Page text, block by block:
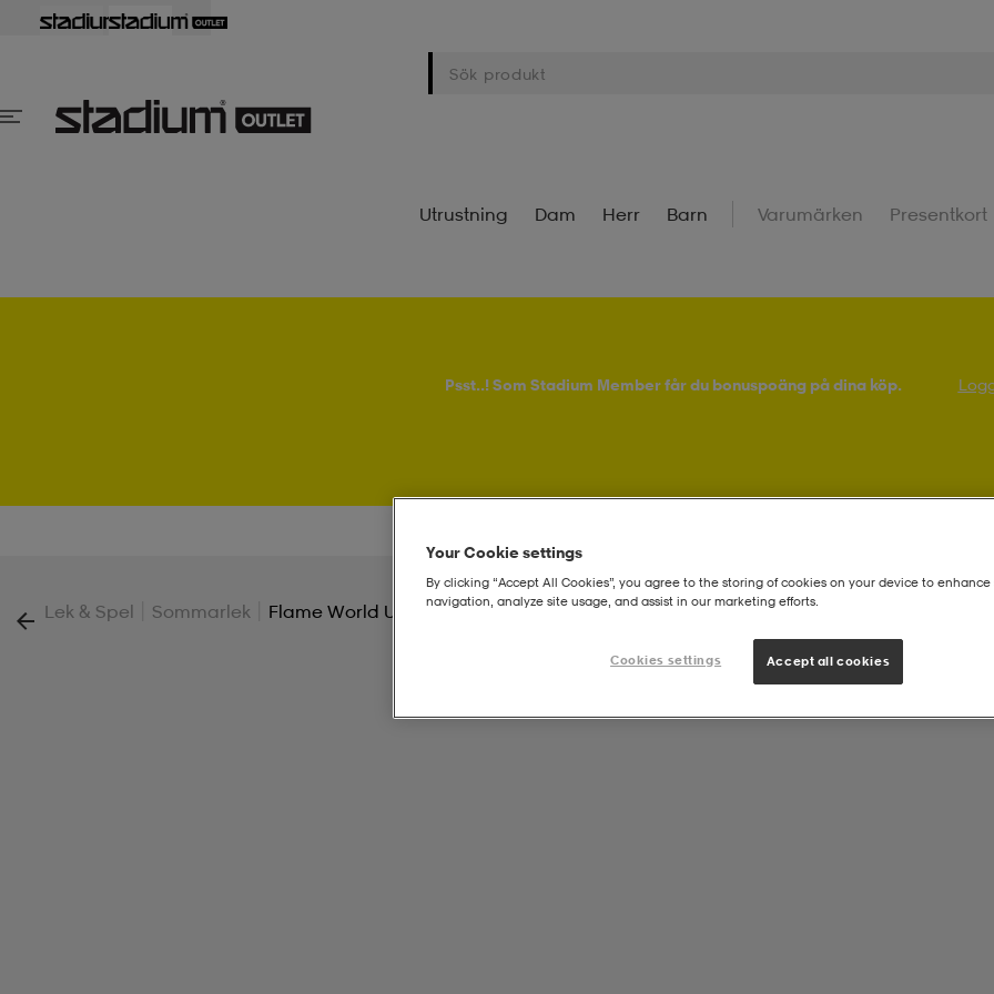
Utrustning Dam Herr Barn Varumärken Presentkort
Psst..! Som Stadium Member får du bonuspoäng på dina köp.
Lek & Spel Sommarlek Flame World U
Your Cookie settings
By clicking “Accept All Cookies”, you agree to the storing of cookies on your device to enhance
navigation, analyze site usage, and assist in our marketing efforts.
Cookies settings Accept all cookies